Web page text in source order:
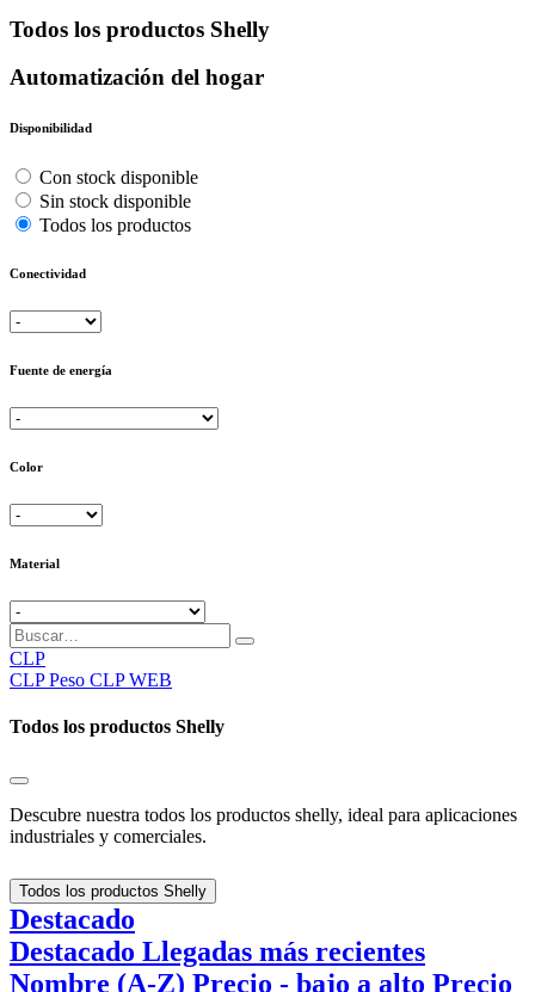
Todos los productos Shelly
Automatización del hogar
Disponibilidad
Con stock disponible
Sin stock disponible
Todos los productos
Conectividad
Fuente de energía
Color
Material
CLP
CLP Peso CLP WEB
Todos los productos Shelly
Descubre nuestra todos los productos shelly, ideal para aplicaciones
industriales y comerciales.
Todos los productos Shelly
Destacado
Destacado Llegadas más recientes
Nombre (A-Z) Precio - bajo a alto Precio